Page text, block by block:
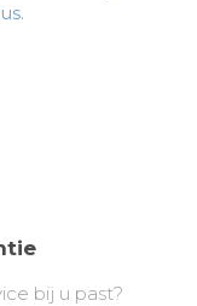
bij u past?